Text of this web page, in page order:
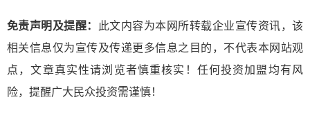
免责声明及提醒：
此文内容为本网所转载企业宣传资讯，该
相关信息仅为宣传及传递更多信息之目的，不代表本网站观
点，文章真实性请浏览者慎重核实！任何投资加盟均有风
险，提醒广大民众投资需谨慎！